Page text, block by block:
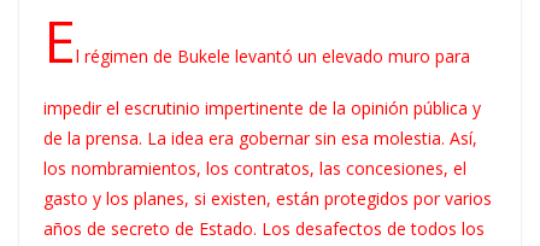
El régimen de Bukele levantó un elevado muro para
impedir el escrutinio impertinente de la opinión pública y
de la prensa. La idea era gobernar sin esa molestia. Así,
los nombramientos, los contratos, las concesiones, el
gasto y los planes, si existen, están protegidos por varios
años de secreto de Estado. Los desafectos de todos los